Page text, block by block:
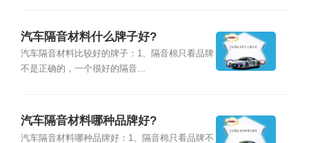
汽车隔音材料什么牌子好?
汽车隔音材料比较好的牌子：1、隔音棉只看品牌
不是正确的，一个很好的隔音...
汽车隔音材料哪种品牌好?
汽车隔音材料哪种品牌好：1、隔音棉只看品牌不